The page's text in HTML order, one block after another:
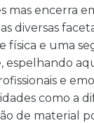
encerra
diversas
física e uma
e
como a
de material